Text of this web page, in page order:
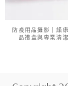
防疫用品攝影｜諾
品禮盒與專業清